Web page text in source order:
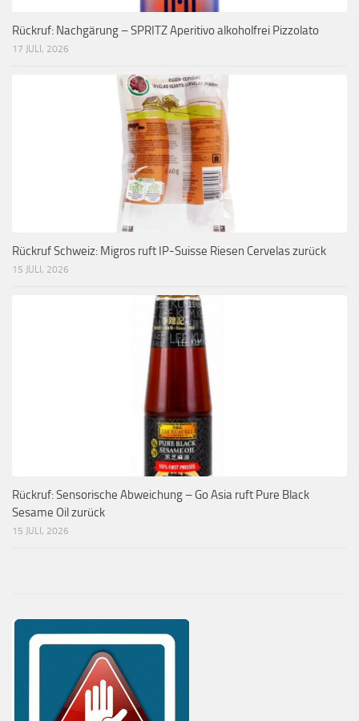
Rückruf: Nachgärung – SPRITZ Aperitivo alkoholfrei Pizzolato
17 JULI, 2026
Rückruf Schweiz: Migros ruft IP-Suisse Riesen Cervelas zurück
15 JULI, 2026
Rückruf: Sensorische Abweichung – Go Asia ruft Pure Black
Sesame Oil zurück
15 JULI, 2026